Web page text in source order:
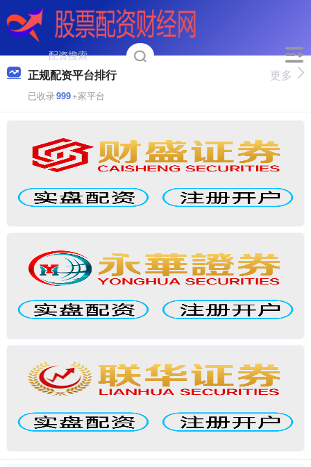
正规配资平台排行
已收录999+家平台
更多